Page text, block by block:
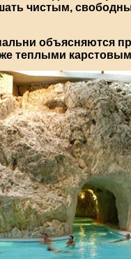
чистым,
объясняются
теплыми